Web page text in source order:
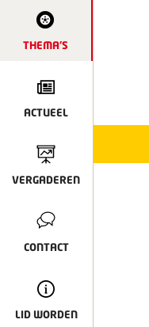
THEMA'S
ACTUEEL
VERGADEREN
CONTACT
LID WORDEN